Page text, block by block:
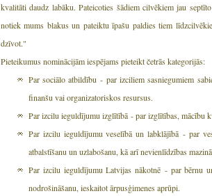
kvalitāti daudz labāku. Pateicoties šādiem cilvēkiem jau
notiek mums blakus un pateiktu īpašu paldies tiem
dzīvot."
Pieteikumus nominācijām iespējams pieteikt četrās kategorijās:
Par sociālo atbildību - par izciliem sasniegumiem
finanšu vai organizatoriskos resursus.
Par izcilu ieguldījumu izglītībā - par izglītības, mācību
Par izcilu ieguldījumu veselībā un labklājībā - par
atbalstīšanu un uzlabošanu, kā arī nevienlīdzības
Par izcilu ieguldījumu Latvijas nākotnē - par bērnu
nodrošināšanu, ieskaitot ārpusģimenes aprūpi.